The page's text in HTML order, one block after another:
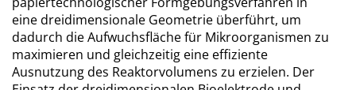
eine dreidimensionale Geometrie überführt, um
dadurch die Aufwuchsfläche für Mikroorganismen zu
maximieren und gleichzeitig eine effiziente
Ausnutzung des Reaktorvolumens zu erzielen. Der